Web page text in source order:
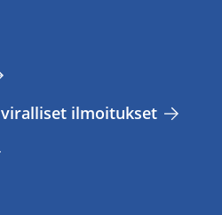
il­moi­tuk­set